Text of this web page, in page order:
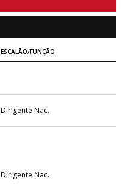
ESCALÃO/FUNÇÃO
Dirigente Nac.
Dirigente Nac.